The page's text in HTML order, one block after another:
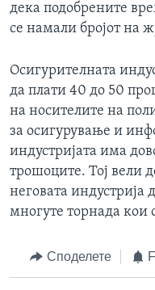
дека подобрените
се намали бројот на
Осигурителната
да плати 40 до 50
на носителите на
за осигурување и
индустријата има
трошоците. Тој вели
неговата индустрија
многуте торнада кои
Споделете